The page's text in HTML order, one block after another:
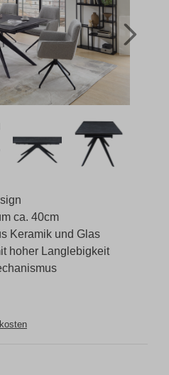
ca. 40cm
Keramik und Glas
hoher Langlebigkeit